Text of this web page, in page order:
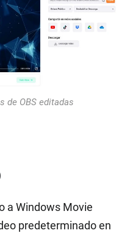
de OBS editadas
a Windows Movie
predeterminado en